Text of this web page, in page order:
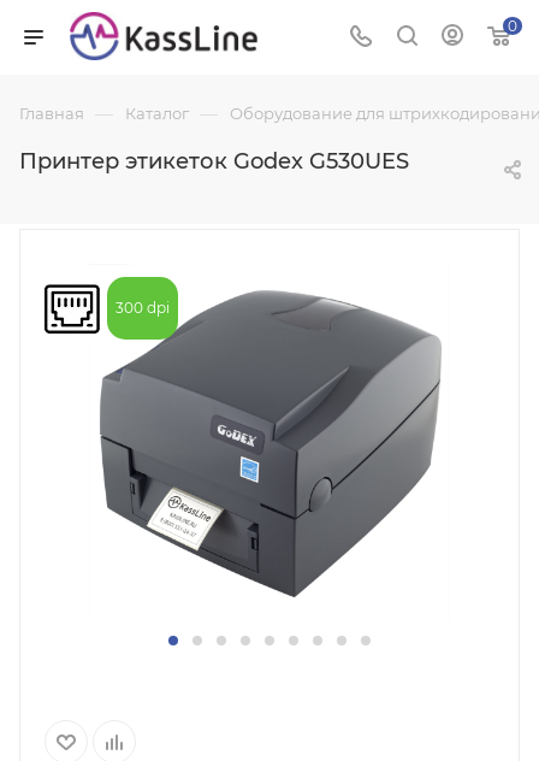
0
Главная — Каталог — Оборудование для
Принтер этикеток Godex G530UES
300 dpi